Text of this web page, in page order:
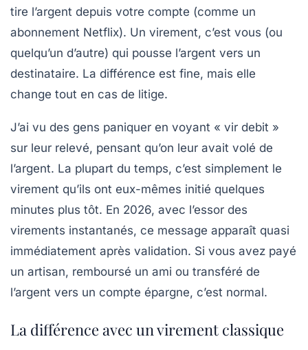
tire l’argent depuis votre compte (comme un
abonnement Netflix). Un virement, c’est vous (ou
quelqu’un d’autre) qui pousse l’argent vers un
destinataire. La différence est fine, mais elle
change tout en cas de litige.
J’ai vu des gens paniquer en voyant « vir debit »
sur leur relevé, pensant qu’on leur avait volé de
l’argent. La plupart du temps, c’est simplement le
virement qu’ils ont eux-mêmes initié quelques
minutes plus tôt. En 2026, avec l’essor des
virements instantanés, ce message apparaît quasi
immédiatement après validation. Si vous avez payé
un artisan, remboursé un ami ou transféré de
l’argent vers un compte épargne, c’est normal.
La différence avec un virement classique